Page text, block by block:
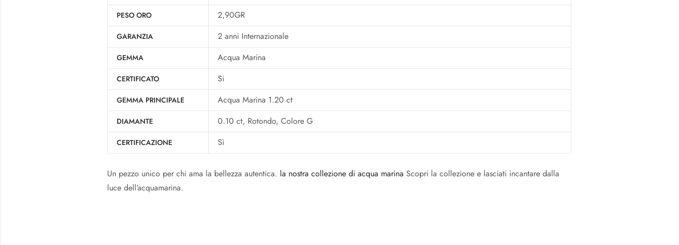
PESO ORO 2,90GR
GARANZIA 2 anni Internazionale
GEMMA Acqua Marina
CERTIFICATO Si
GEMMA PRINCIPALE Acqua Marina 1.20 ct
DIAMANTE 0.10 ct, Rotondo, Colore G
CERTIFICAZIONE Sì
Un pezzo unico per chi ama la bellezza autentica. la nostra collezione di acqua marina Scopri la collezione e lasciati incantare dalla
luce dell’acquamarina.